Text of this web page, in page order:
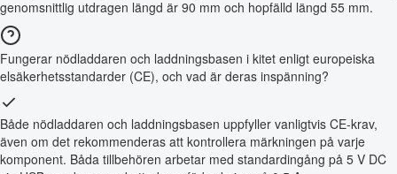
genomsnittlig utdragen längd är 90 mm och hopfälld längd 55 mm.
Fungerar nödladdaren och laddningsbasen i kitet enligt europeiska
elsäkerhetsstandarder (CE), och vad är deras inspänning?
Både nödladdaren och laddningsbasen uppfyller vanligtvis CE-krav,
även om det rekommenderas att kontrollera märkningen på varje
komponent. Båda tillbehören arbetar med standardingång på 5 V DC